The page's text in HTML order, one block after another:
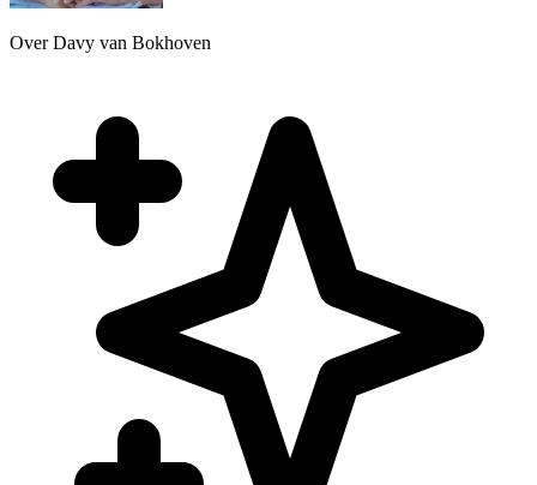
Over Davy van Bokhoven